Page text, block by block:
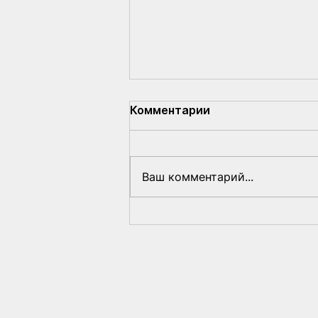
Комментарии
Ваш комментарий...